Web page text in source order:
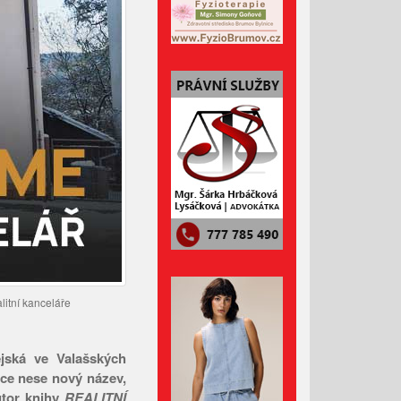
Přehled kulturních akcí v okolí
Administrativní budova z
dřevostavby Evropy
Lávka pro pěší za hasičárnou
ve Valašských Kloboukách je
už hotová
Červenec 2026
Červen 2026
Květen 2026
Duben 2026
kanceláře
ve Valašských
nese nový název,